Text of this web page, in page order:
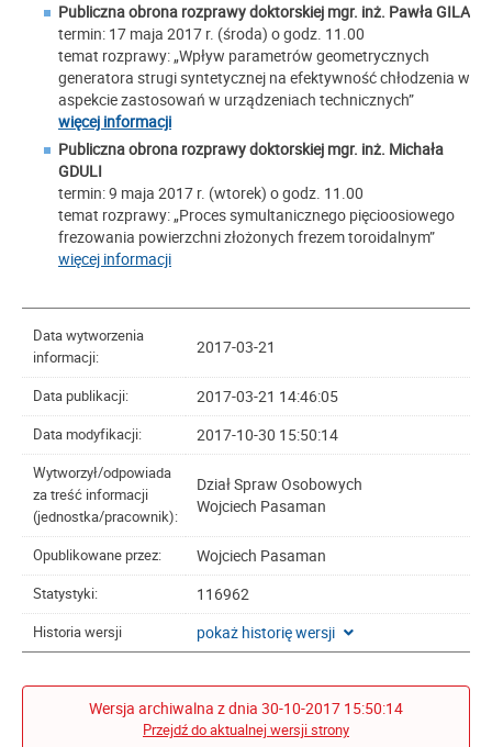
Publiczna obrona rozprawy doktorskiej mgr. inż. Pawła GILA
termin: 17 maja 2017 r. (środa) o godz. 11.00
temat rozprawy: „Wpływ parametrów geometrycznych
generatora strugi syntetycznej na efektywność chłodzenia w
aspekcie zastosowań w urządzeniach technicznych”
więcej informacji
Publiczna obrona rozprawy doktorskiej mgr. inż. Michała
GDULI
termin: 9 maja 2017 r. (wtorek) o godz. 11.00
temat rozprawy: „Proces symultanicznego pięcioosiowego
frezowania powierzchni złożonych frezem toroidalnym”
więcej informacji
Data wytworzenia
informacji:
2017-03-21
Data publikacji: 2017-03-21 14:46:05
Data modyfikacji: 2017-10-30 15:50:14
Wytworzył/odpowiada
za treść informacji
(jednostka/pracownik):
Dział Spraw Osobowych
Wojciech Pasaman
Opublikowane przez: Wojciech Pasaman
Statystyki: 116962
Historia wersji pokaż historię wersji
Wersja archiwalna z dnia 30-10-2017 15:50:14
Przejdź do aktualnej wersji strony